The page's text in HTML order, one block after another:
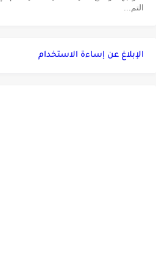
التم...
الإبلاغ عن إساءة الاستخدام